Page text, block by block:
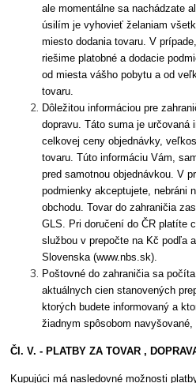
ale momentálne sa nachádzate
úsilím je vyhovieť želaniam
miesto dodania tovaru. V
riešime platobné a dodacie
od miesta vášho pobytu a od
tovaru.
Dôležitou informáciou pre
dopravu. Táto suma je určovaná
celkovej ceny objednávky,
tovaru. Túto informáciu Vám,
pred samotnou objednávkou. V
podmienky akceptujete, nebráni
obchodu. Tovar do zahraničia
GLS. Pri doručení do ČR platíte
službou v prepočte na Kč podľa
Slovenska (www.nbs.sk).
Poštovné do zahraničia sa
aktuálnych cien stanovených
ktorých budete informovaný a
žiadnym spôsobom navyšované,
Čl. V. - PLATBY ZA TOVAR ,
Kupujúci má nasledovné možnosti